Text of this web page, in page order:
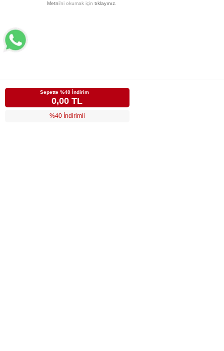
Sepette %40 İndirim
0,00 TL
%40 İndirimli
Metni’ni okumak için tıklayınız